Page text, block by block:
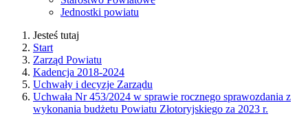
Jednostki powiatu
Jesteś tutaj
Start
Zarząd Powiatu
Kadencja 2018-2024
Uchwały i decyzje Zarządu
Uchwała Nr 453/2024 w sprawie rocznego sprawozdania z
wykonania budżetu Powiatu Złotoryjskiego za 2023 r.